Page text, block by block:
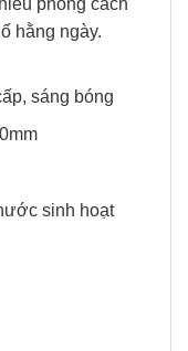
phong cách
hằng ngày.
sáng bóng
sinh hoạt